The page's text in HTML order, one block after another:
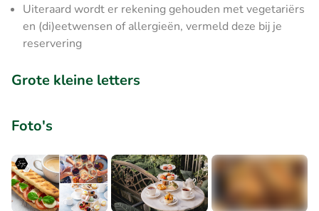
Uiteraard wordt er rekening gehouden met vegetariërs
en (di)eetwensen of allergieën, vermeld deze bij je
reservering
Grote kleine letters
Foto's